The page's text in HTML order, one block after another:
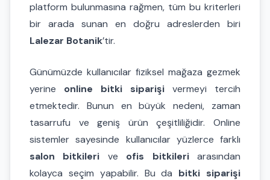
platform bulunmasına rağmen, tüm bu kriterleri
bir arada sunan en doğru adreslerden biri
Lalezar Botanik’tir.
Günümüzde kullanıcılar fiziksel mağaza gezmek
yerine online bitki siparişi vermeyi tercih
etmektedir. Bunun en büyük nedeni, zaman
tasarrufu ve geniş ürün çeşitliliğidir. Online
sistemler sayesinde kullanıcılar yüzlerce farklı
salon bitkileri ve ofis bitkileriarasından
kolayca seçim yapabilir. Bu da bitki siparişi